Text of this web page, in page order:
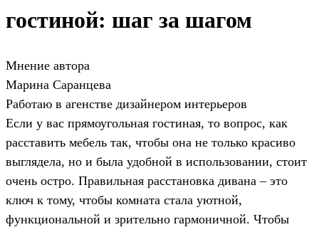
гостиной: шаг за шагом
Мнение автора
Марина Саранцева
Работаю в агенстве дизайнером интерьеров
Если у вас прямоугольная гостиная, то вопрос, как
расставить мебель так, чтобы она не только красиво
выглядела, но и была удобной в использовании, стоит
очень остро. Правильная расстановка дивана – это
ключ к тому, чтобы комната стала уютной,
функциональной и зрительно гармоничной. Чтобы